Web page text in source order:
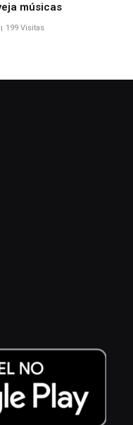
músicas
199 Visitas